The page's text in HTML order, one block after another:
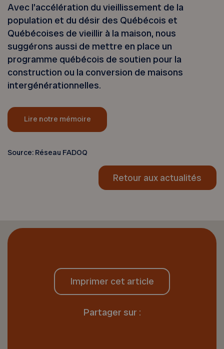
Avec l’accélération du vieillissement de la
population et du désir des Québécois et
Québécoises de vieillir à la maison, nous
suggérons aussi de mettre en place un
programme québécois de soutien pour la
construction ou la conversion de maisons
intergénérationnelles.
Lire notre mémoire
Source: Réseau FADOQ
Retour aux actualités
Imprimer cet article
Partager sur :